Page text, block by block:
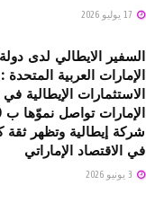
السفير الايطالي لدى دولة
الإمارات العربية المتحدة :
الاستثمارات الإيطالية في
شركة إيطالية وتظهر ثقة
في الاقتصاد الإماراتي